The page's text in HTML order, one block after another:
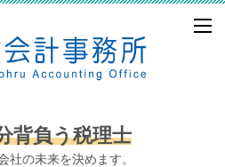
背負う税理士
社の未来を決めます。